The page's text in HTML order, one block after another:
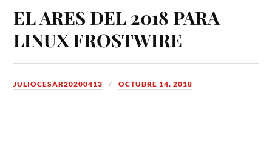
EL ARES DEL 2018 PARA
LINUX FROSTWIRE
JULIOCESAR20200413 OCTUBRE 14, 2018